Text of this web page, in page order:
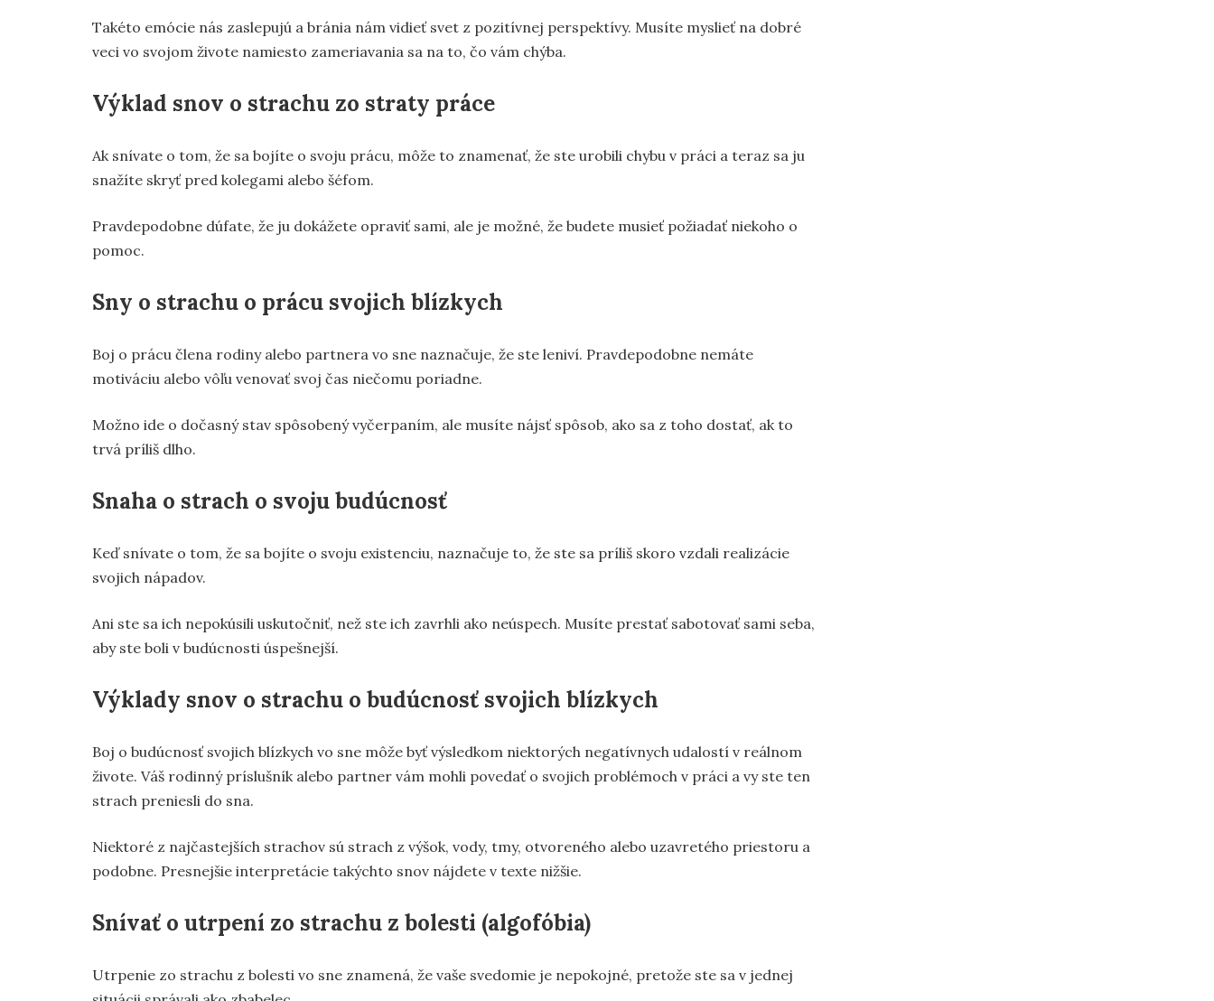
Takéto emócie nás zaslepujú a bránia nám vidieť svet z pozitívnej perspektívy. Musíte myslieť na dobré
veci vo svojom živote namiesto zameriavania sa na to, čo vám chýba.
Výklad snov o strachu zo straty práce
Ak snívate o tom, že sa bojíte o svoju prácu, môže to znamenať, že ste urobili chybu v práci a teraz sa ju
snažíte skryť pred kolegami alebo šéfom.
Pravdepodobne dúfate, že ju dokážete opraviť sami, ale je možné, že budete musieť požiadať niekoho o
pomoc.
Sny o strachu o prácu svojich blízkych
Boj o prácu člena rodiny alebo partnera vo sne naznačuje, že ste leniví. Pravdepodobne nemáte
motiváciu alebo vôľu venovať svoj čas niečomu poriadne.
Možno ide o dočasný stav spôsobený vyčerpaním, ale musíte nájsť spôsob, ako sa z toho dostať, ak to
trvá príliš dlho.
Snaha o strach o svoju budúcnosť
Keď snívate o tom, že sa bojíte o svoju existenciu, naznačuje to, že ste sa príliš skoro vzdali realizácie
svojich nápadov.
Ani ste sa ich nepokúsili uskutočniť, než ste ich zavrhli ako neúspech. Musíte prestať sabotovať sami seba,
aby ste boli v budúcnosti úspešnejší.
Výklady snov o strachu o budúcnosť svojich blízkych
Boj o budúcnosť svojich blízkych vo sne môže byť výsledkom niektorých negatívnych udalostí v reálnom
živote. Váš rodinný príslušník alebo partner vám mohli povedať o svojich problémoch v práci a vy ste ten
strach preniesli do sna.
Niektoré z najčastejších strachov sú strach z výšok, vody, tmy, otvoreného alebo uzavretého priestoru a
podobne. Presnejšie interpretácie takýchto snov nájdete v texte nižšie.
Snívať o utrpení zo strachu z bolesti (algofóbia)
Utrpenie zo strachu z bolesti vo sne znamená, že vaše svedomie je nepokojné, pretože ste sa v jednej